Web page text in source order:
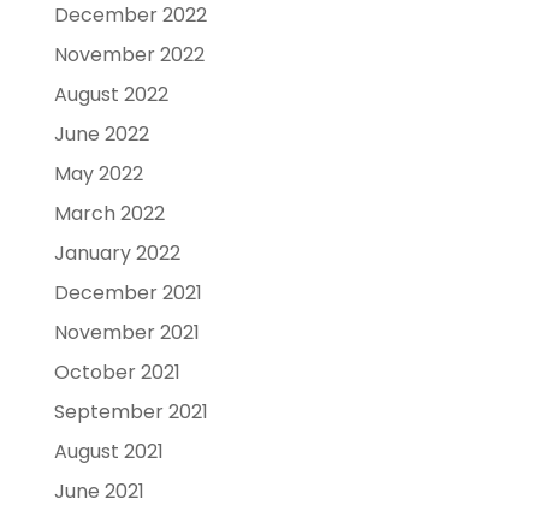
December 2022
November 2022
August 2022
June 2022
May 2022
March 2022
January 2022
December 2021
November 2021
October 2021
September 2021
August 2021
June 2021